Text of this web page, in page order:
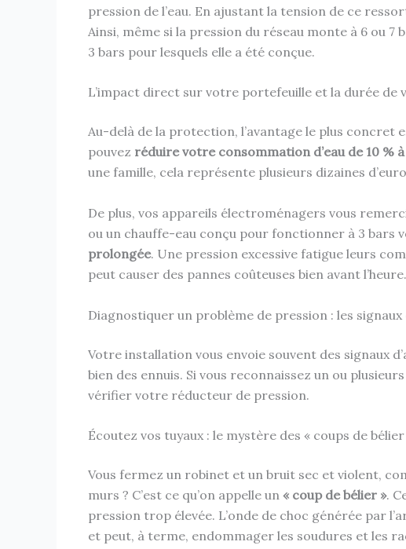
pression de l’eau. En ajustant la tension de ce
Ainsi, même si la pression du réseau monte à 6 ou
3 bars pour lesquels elle a été conçue.
L’impact direct sur votre portefeuille et la durée de
Au-delà de la protection, l’avantage le plus concret
pouvez réduire votre consommation d’eau de 10 % à
une famille, cela représente plusieurs dizaines
De plus, vos appareils électroménagers vous
ou un chauffe-eau conçu pour fonctionner à 3 bars
prolongée. Une pression excessive fatigue leurs
peut causer des pannes coûteuses bien avant l’heure.
Diagnostiquer un problème de pression : les
Votre installation vous envoie souvent des signaux
bien des ennuis. Si vous reconnaissez un ou
vérifier votre réducteur de pression.
Écoutez vos tuyaux : le mystère des « coups de bélier
Vous fermez un robinet et un bruit sec et violent,
murs ? C’est ce qu’on appelle un « coup de bélier ».
pression trop élevée. L’onde de choc générée par
et peut, à terme, endommager les soudures et les